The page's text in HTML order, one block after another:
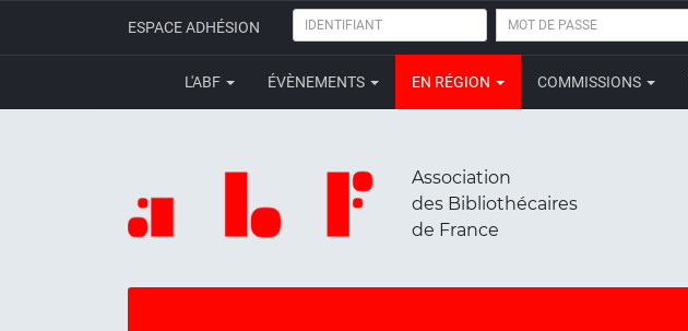
ESPACE ADHÉSION IDENTIFIANT
MOT
PASSE
L'ABF ÉVÈNEMENTS EN RÉGION COMMISSIONS
Association
des Bibliothécaires
de France